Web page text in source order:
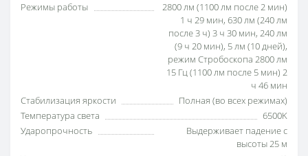
Режимы работы
2800 лм (1100 лм после 2 мин)
1 ч 29 мин, 630 лм (240 лм
после 3 ч) 3 ч 30 мин, 240 лм
(9 ч 20 мин), 5 лм (10 дней),
режим Стробоскопа 2800 лм
15 Гц (1100 лм после 5 мин) 2
ч 46 мин
Стабилизация яркости
Полная (во всех режимах)
Температура света
6500K
Ударопрочность
Выдерживает падение с
высоты 25 м